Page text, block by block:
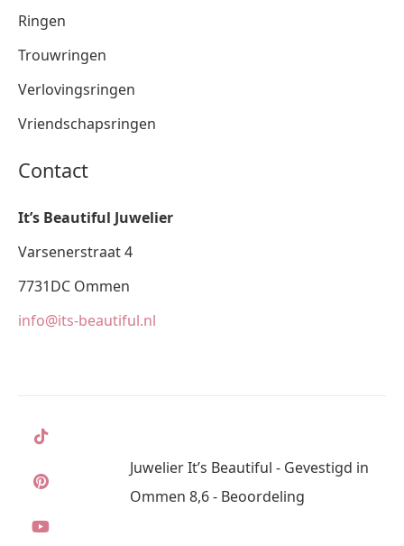
Ringen
Trouwringen
Verlovingsringen
Vriendschapsringen
Contact
It’s Beautiful Juwelier
Varsenerstraat 4
7731DC Ommen
info@its-beautiful.nl
Juwelier It’s Beautiful - Gevestigd in
Ommen 8,6 - Beoordeling